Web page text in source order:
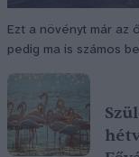
Ezt a növényt már az
pedig ma is számos